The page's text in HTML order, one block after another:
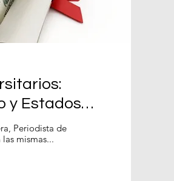
y Estados
Periodista de
las mismas...